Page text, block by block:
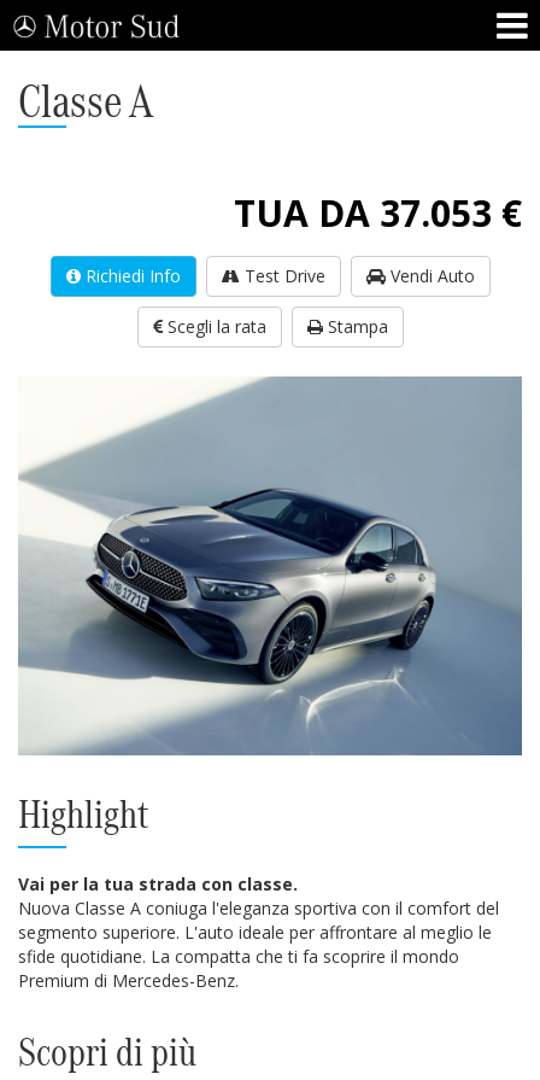
Classe A
TUA DA 37.053 €
Richiedi Info Test Drive Vendi Auto
Scegli la rata Stampa
Highlight
Vai per la tua strada con classe.
Nuova Classe A coniuga l'eleganza sportiva con il comfort del
segmento superiore. L'auto ideale per affrontare al meglio le
sfide quotidiane. La compatta che ti fa scoprire il mondo
Premium di Mercedes-Benz.
Scopri di più